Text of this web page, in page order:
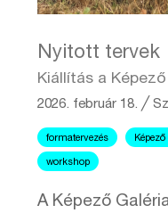
Nyitott tervek
Kiállítás a
2026. február 18. ╱
formatervezés
workshop
A Képező